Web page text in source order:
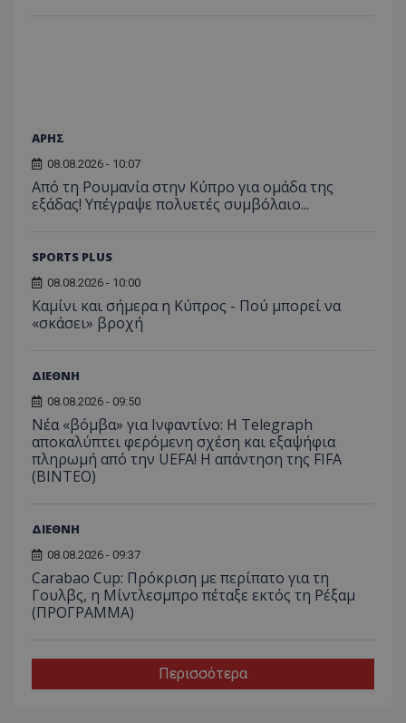
ΑΡΗΣ
08.08.2026 - 10:07
Από τη Ρουμανία στην Κύπρο για ομάδα της
εξάδας! Υπέγραψε πολυετές συμβόλαιο...
SPORTS PLUS
08.08.2026 - 10:00
Καμίνι και σήμερα η Κύπρος - Πού μπορεί να
«σκάσει» βροχή
ΔΙΕΘΝΗ
08.08.2026 - 09:50
Νέα «βόμβα» για Ινφαντίνο: Η Telegraph
αποκαλύπτει φερόμενη σχέση και εξαψήφια
πληρωμή από την UEFA! Η απάντηση της FIFA
(ΒΙΝΤΕΟ)
ΔΙΕΘΝΗ
08.08.2026 - 09:37
Carabao Cup: Πρόκριση με περίπατο για τη
Γουλβς, η Μίντλεσμπρο πέταξε εκτός τη Ρέξαμ
(ΠΡΟΓΡΑΜΜΑ)
Περισσότερα